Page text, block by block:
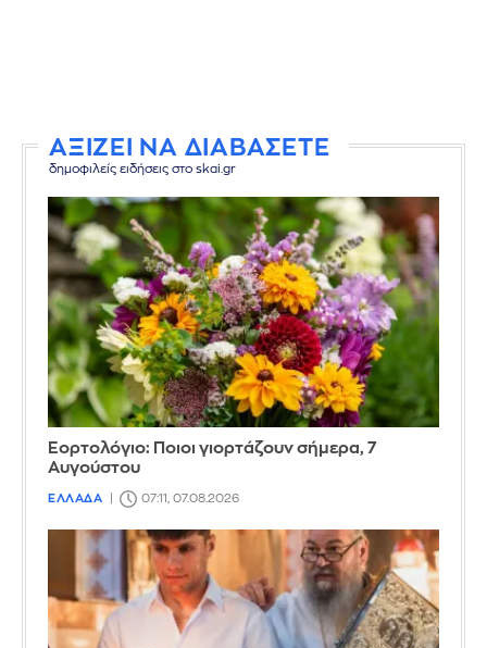
ΑΞΙΖΕΙ ΝΑ ΔΙΑΒΑΣΕΤΕ
δημοφιλείς ειδήσεις στο skai.gr
Εορτολόγιο: Ποιοι γιορτάζουν σήμερα, 7
Αυγούστου
ΕΛΛΑΔΑ 07:11, 07.08.2026